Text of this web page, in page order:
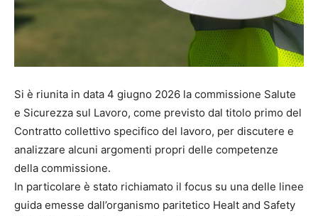
Si è riunita in data 4 giugno 2026 la commissione Salute
e Sicurezza sul Lavoro, come previsto dal titolo primo del
Contratto collettivo specifico del lavoro, per discutere e
analizzare alcuni argomenti propri delle competenze
della commissione.
In particolare è stato richiamato il focus su una delle linee
guida emesse dall’organismo paritetico Healt and Safety